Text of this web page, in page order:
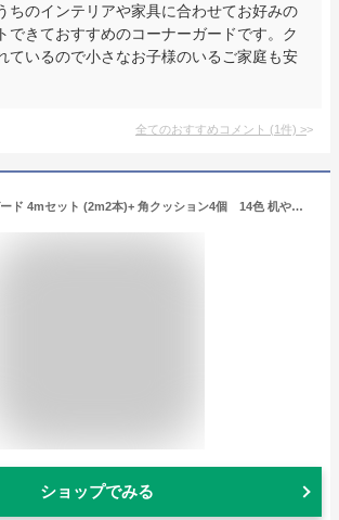
ちのインテリアや家具に合わせてお好みの
できておすすめのコーナーガードです。ク
ているので小さなお子様のいるご家庭も安
全てのおすすめコメント (1件) >
L型ベビーガード 4mセット (2m2本)+ 角クッション4個 14色 机や壁/柱/角へのぶつかり防止赤ちゃんやお子様 ケガ防止に!! / コーナークッション / 送料無料
ショップでみる